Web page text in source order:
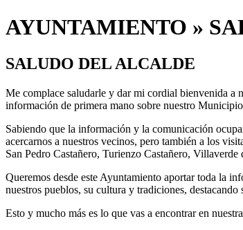
AYUNTAMIENTO »
SALUDO DEL ALCALDE
Me complace saludarle y dar mi cordial bienvenida a
información de primera mano sobre nuestro
Sabiendo que la información y la comunicación
acercarnos a nuestros vecinos, pero también a los
San Pedro Castañero, Turienzo Castañero,
Queremos desde este Ayuntamiento aportar toda la
nuestros pueblos, su cultura y tradiciones,
Esto y mucho más es lo que vas a encontrar en